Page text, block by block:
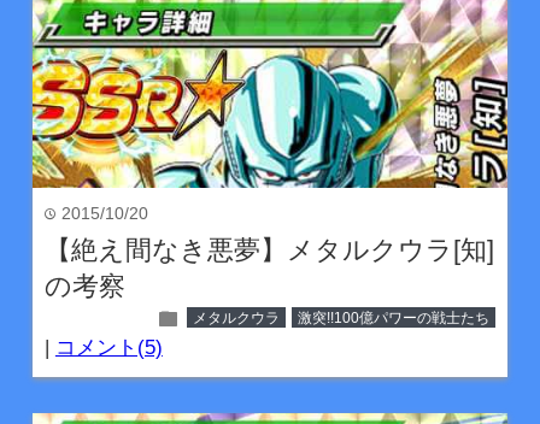
time 2015/10/20
【絶え間なき悪夢】メタルクウラ[知]
の考察
folder メタルクウラ 激突!!100億パワーの戦士たち
| コメント(5)